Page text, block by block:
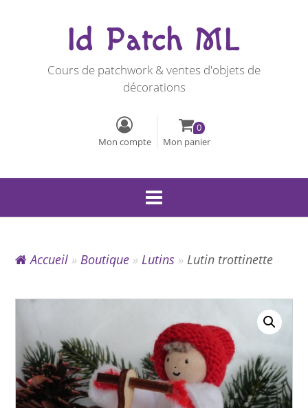
Id Patch ML
Cours de patchwork & ventes d'objets de
décorations
Mon compte
0
Mon panier
Accueil » Boutique » Lutins » Lutin trottinette